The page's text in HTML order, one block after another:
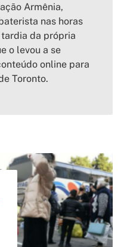
Armênia,
nas horas
da própria
o levou a se
online para
Toronto.